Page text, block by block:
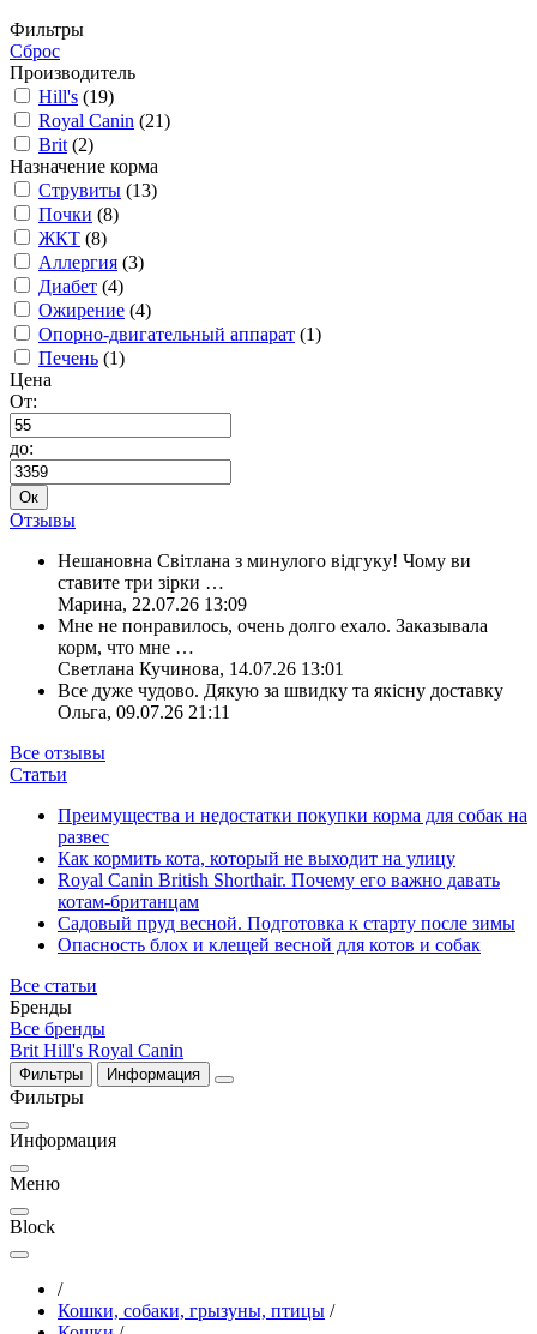
Фильтры
Сброс
Производитель
Hill's (19)
Royal Canin (21)
Brit (2)
Назначение корма
Струвиты (13)
Почки (8)
ЖКТ (8)
Аллергия (3)
Диабет (4)
Ожирение (4)
Опорно-двигательный аппарат (1)
Печень (1)
Цена
От:
до:
Ок
Отзывы
Нешановна Світлана з минулого відгуку! Чому ви
ставите три зірки …
Марина, 22.07.26 13:09
Мне не понравилось, очень долго ехало. Заказывала
корм, что мне …
Светлана Кучинова, 14.07.26 13:01
Все дуже чудово. Дякую за швидку та якісну доставку
Ольга, 09.07.26 21:11
Все отзывы
Статьи
Преимущества и недостатки покупки корма для собак на
развес
Как кормить кота, который не выходит на улицу
Royal Canin British Shorthair. Почему его важно давать
котам-британцам
Садовый пруд весной. Подготовка к старту после зимы
Опасность блох и клещей весной для котов и собак
Все статьи
Бренды
Все бренды
Brit Hill's Royal Canin
Фильтры Информация
Фильтры
Информация
Меню
Block
/
Кошки, собаки, грызуны, птицы /